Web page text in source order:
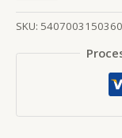
SKU: 5407003150360